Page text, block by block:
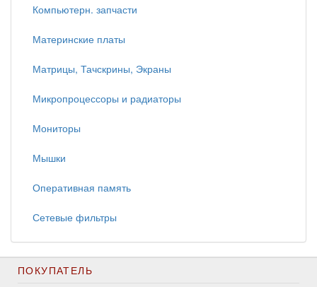
Компьютерн. запчасти
Материнские платы
Матрицы, Тачскрины, Экраны
Микропроцессоры и радиаторы
Мониторы
Мышки
Оперативная память
Сетевые фильтры
ПОКУПАТЕЛЬ